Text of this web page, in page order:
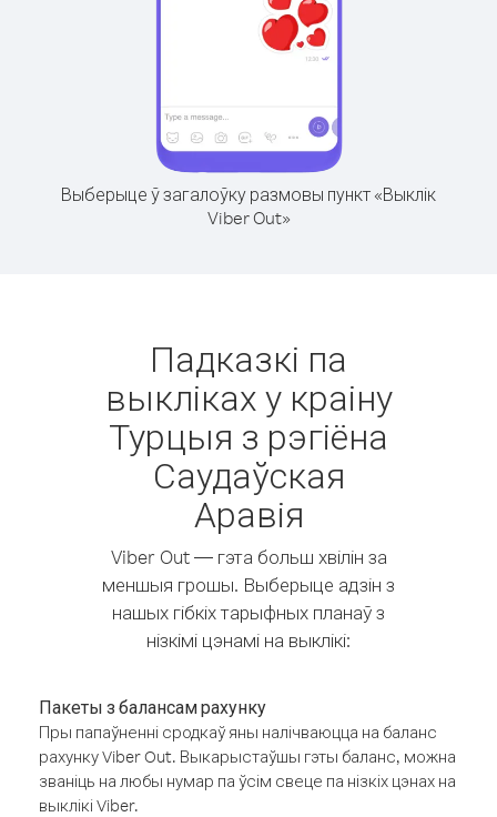
Выберыце ў загалоўку размовы пункт «Выклік
Viber Out»
Падказкі па
выкліках у краіну
Турцыя з рэгіёна
Саудаўская
Аравія
Viber Out — гэта больш хвілін за
меншыя грошы. Выберыце адзін з
нашых гібкіх тарыфных планаў з
нізкімі цэнамі на выклікі:
Пакеты з балансам рахунку
Пры папаўненні сродкаў яны налічваюцца на баланс
рахунку Viber Out. Выкарыстаўшы гэты баланс, можна
званіць на любы нумар па ўсім свеце па нізкіх цэнах на
выклікі Viber.